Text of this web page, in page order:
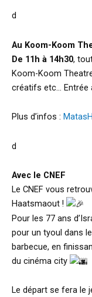
d
Au Koom-Koom
De 11h à 14h30,
Koom-Koom
créatifs etc… Entrée
Plus d’infos :
d
Avec le CNEF
Le CNEF vous
Haatsmaout !
Pour les 77 ans
pour un tyoul dans
barbecue, en
du cinéma city
Le départ se fera le